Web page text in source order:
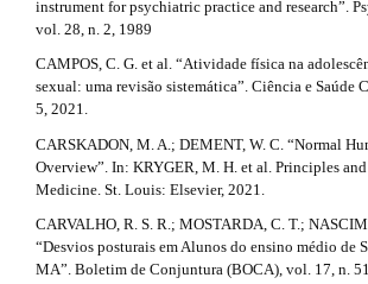
instrument for psychiatric practice and research”.
vol. 28, n. 2, 1989
CAMPOS, C. G. et al. “Atividade física na
sexual: uma revisão sistemática”. Ciência e Saúde
5, 2021.
CARSKADON, M. A.; DEMENT, W. C. “Normal
Overview”. In: KRYGER, M. H. et al. Principles
Medicine. St. Louis: Elsevier, 2021.
CARVALHO, R. S. R.; MOSTARDA, C. T.;
“Desvios posturais em Alunos do ensino médio de
MA”. Boletim de Conjuntura (BOCA), vol. 17, n.